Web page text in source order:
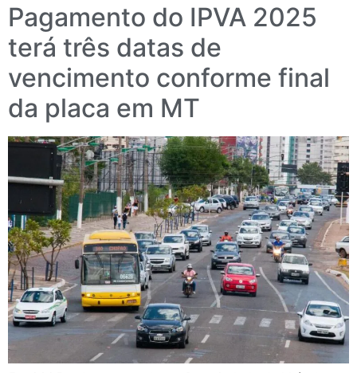
Pagamento do IPVA 2025
terá três datas de
vencimento conforme final
da placa em MT